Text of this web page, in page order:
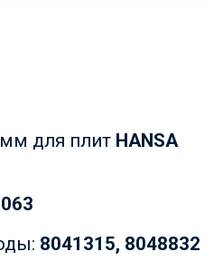
для плит HANSA
8041315, 8048832